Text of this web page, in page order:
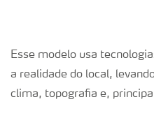
Esse modelo usa
a realidade do local,
clima, topografia e,